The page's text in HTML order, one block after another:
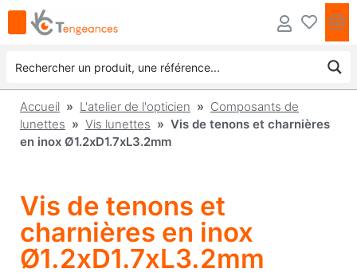
Accueil » L'atelier de l'opticien » Composants de
lunettes » Vis lunettes » Vis de tenons et charnières
en inox Ø1.2xD1.7xL3.2mm
Vis de tenons et
charnières en inox
Ø1.2xD1.7xL3.2mm